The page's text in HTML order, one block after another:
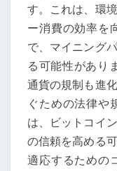
す。これは、環
ー消費の効率を
で、マイニング
る可能性があり
通貨の規制も進
ぐための法律や
は、ビットコイ
の信頼を高める
適応するための